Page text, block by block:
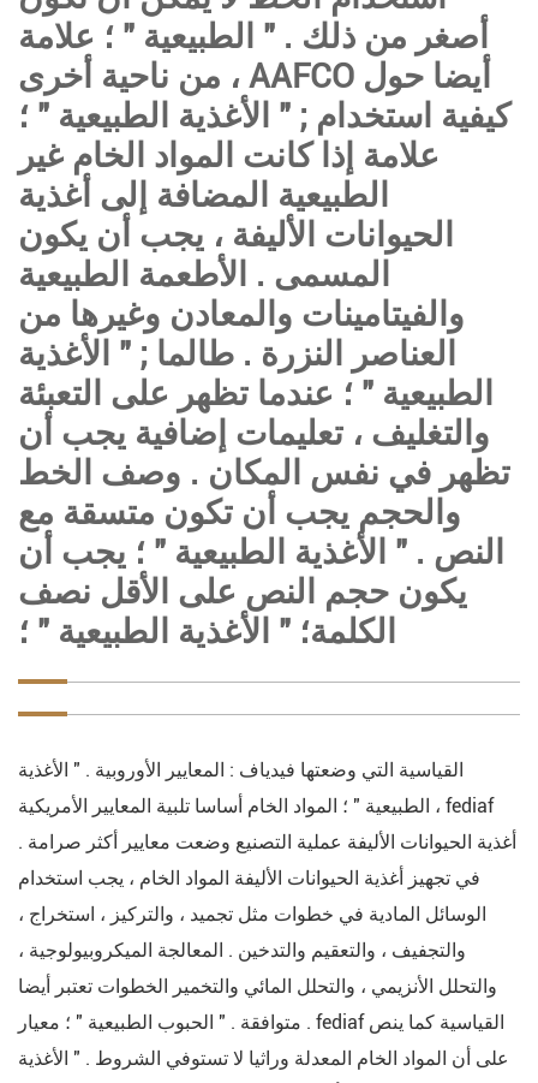
أصغر من ذلك . " الطبيعية " ؛ علامة
من ناحية أخرى ، AAFCO أيضا حول
كيفية استخدام ; " الأغذية الطبيعية " ؛
علامة إذا كانت المواد الخام غير
الطبيعية المضافة إلى أغذية
الحيوانات الأليفة ، يجب أن يكون
المسمى . الأطعمة الطبيعية
والفيتامينات والمعادن وغيرها من
العناصر النزرة . طالما ; " الأغذية
الطبيعية " ؛ عندما تظهر على التعبئة
والتغليف ، تعليمات إضافية يجب أن
تظهر في نفس المكان . وصف الخط
والحجم يجب أن تكون متسقة مع
النص . " الأغذية الطبيعية " ؛ يجب أن
يكون حجم النص على الأقل نصف
الكلمة؛ " الأغذية الطبيعية " ؛
القياسية التي وضعتها فيدياف : المعايير الأوروبية . " الأغذية
الطبيعية " ؛ المواد الخام أساسا تلبية المعايير الأمريكية ، fediaf
أغذية الحيوانات الأليفة عملية التصنيع وضعت معايير أكثر صرامة .
في تجهيز أغذية الحيوانات الأليفة المواد الخام ، يجب استخدام
الوسائل المادية في خطوات مثل تجميد ، والتركيز ، استخراج ،
والتجفيف ، والتعقيم والتدخين . المعالجة الميكروبيولوجية ،
والتحلل الأنزيمي ، والتحلل المائي والتخمير الخطوات تعتبر أيضا
متوافقة . " الحبوب الطبيعية " ؛ معيار . fediaf القياسية كما ينص
على أن المواد الخام المعدلة وراثيا لا تستوفي الشروط . " الأغذية